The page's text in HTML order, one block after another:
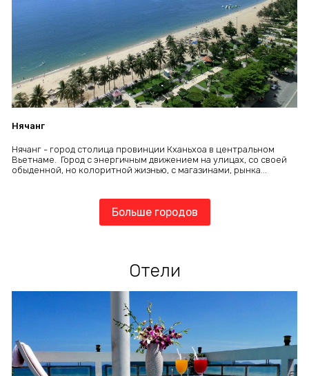
Нячанг
Нячанг - город столица провинции Кханьхоа в центральном
Вьетнаме. Город с энергичным движением на улицах, со своей
обыденной, но колоритной жизнью, с магазинами, рынка...
Больше городов
Отели